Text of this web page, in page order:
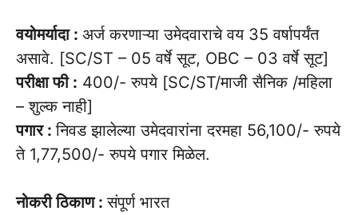
वयोमर्यादा : अर्ज करणाऱ्या उमेदवाराचे वय 35 वर्षापर्यंत
असावे. [SC/ST – 05 वर्षे सूट, OBC – 03 वर्षे सूट]
परीक्षा फी : 400/- रुपये [SC/ST/माजी सैनिक /महिला
– शुल्क नाही]
पगार :निवड झालेल्या उमेदवारांना दरमहा 56,100/- रुपये
ते 1,77,500/- रुपये पगार मिळेल.
नोकरी ठिकाण :संपूर्ण भारत